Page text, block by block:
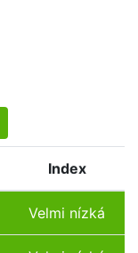
Index
Velmi nízká